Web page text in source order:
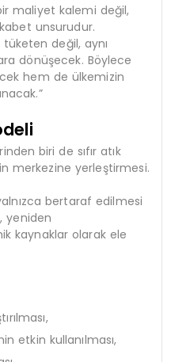
maliyet kalemi değil,
unsurudur.
tüketen değil, aynı
dönüşecek. Böylece
hem de ülkemizin
biri de sıfır atık
merkezine yerleştirmesi.
bertaraf edilmesi
yeniden
kaynaklar olarak ele
etkin kullanılması,